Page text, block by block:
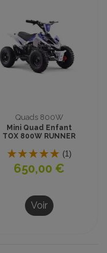
Quads 800W
Mini Quad Enfant
TOX 800W RUNNER
Rouler
(1)
650,00 €
Voir